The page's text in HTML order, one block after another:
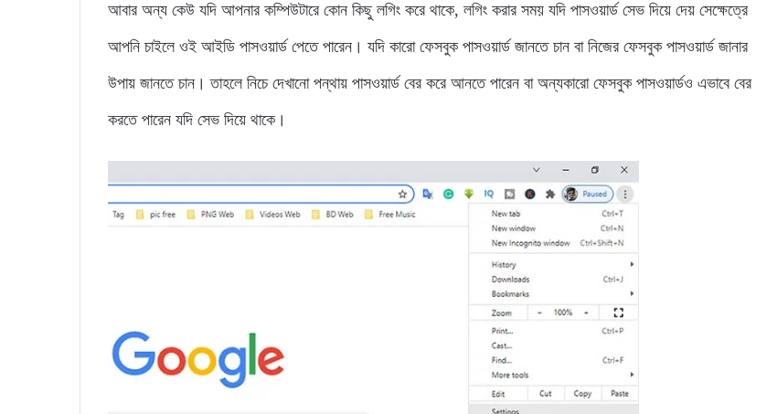
আবার অন্য কেউ যদি আপনার কম্পিউটারে কোন কিছু লগিং করে থাকে, লগিং করার সময় যদি পাসওয়ার্ড সেভ দিয়ে দেয় সেক্ষেত্রে
আপনি চাইলে ওই আইডি পাসওয়ার্ড পেতে পারেন। যদি কারো ফেসবুক পাসওয়ার্ড জানতে চান বা নিজের ফেসবুক পাসওয়ার্ড জানার
উপায় জানতে চান। তাহলে নিচে দেখানো পন্থায় পাসওয়ার্ড বের করে আনতে পারেন বা অন্যকারো ফেসবুক পাসওয়ার্ডও এভাবে বের
করতে পারেন যদি সেভ দিয়ে থাকে।